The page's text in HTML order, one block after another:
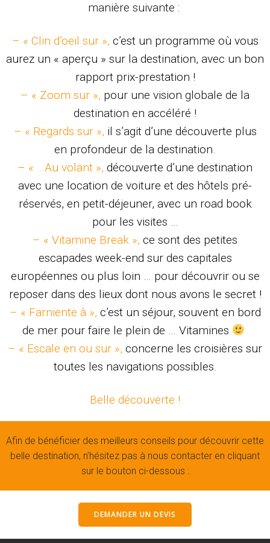
manière suivante :
– « Clin d’oeil sur », c’est un programme où vous
aurez un « aperçu » sur la destination, avec un bon
rapport prix-prestation !
– « Zoom sur », pour une vision globale de la
destination en accéléré !
– « Regards sur », il s’agit d’une découverte plus
en profondeur de la destination.
– « …Au volant », découverte d’une destination
avec une location de voiture et des hôtels pré-
réservés, en petit-déjeuner, avec un road book
pour les visites …
– « Vitamine Break », ce sont des petites
escapades week-end sur des capitales
européennes ou plus loin … pour découvrir ou se
reposer dans des lieux dont nous avons le secret !
– « Farniente à », c’est un séjour, souvent en bord
de mer pour faire le plein de … Vitamines
– « Escale en ou sur », concerne les croisières sur
toutes les navigations possibles.
Belle découverte !
Afin de bénéficier des meilleurs conseils pour découvrir cette
belle destination, n’hésitez pas à nous contacter en cliquant
sur le bouton ci-dessous :
DEMANDER UN DEVIS